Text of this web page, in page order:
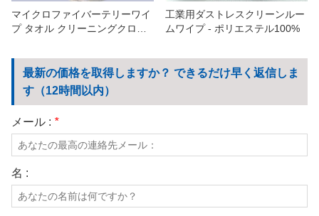
ニュース
我々に連絡し
ビデオ
マイクロファイバーテリーワイ
プ タオル クリーニングクロス
キッチンタオル
工業用ダストレスクリーンルー
ムワイプ - ポリエステル100%
最新の価格を取得しますか？ できるだけ早く返信しま
す（12時間以内）
メール : *
名 :